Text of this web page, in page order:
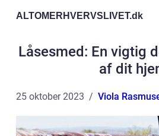
ALTOMERHVERVSLIVET.dk
Låsesmed: En vigtig
af dit
25 oktober 2023 Viola